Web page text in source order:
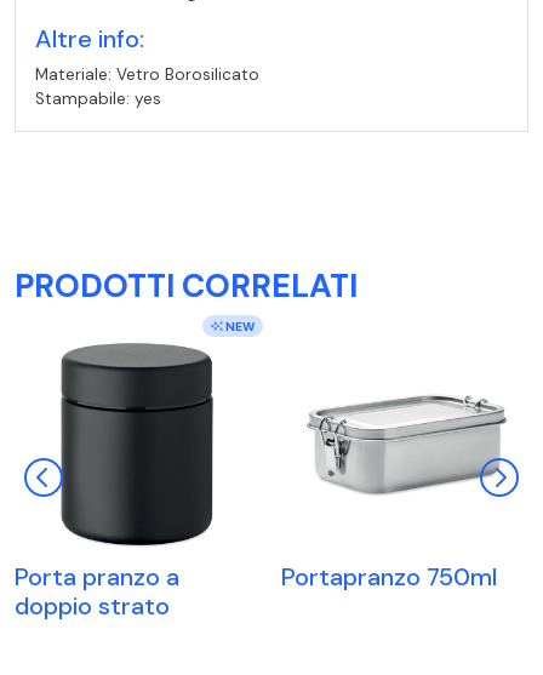
Altre info:
Materiale: Vetro Borosilicato
Stampabile: yes
PRODOTTI CORRELATI
NEW
Porta pranzo a
doppio strato
Portapranzo 750ml